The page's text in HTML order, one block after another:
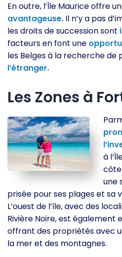
En outre, l’Île Maurice offre
avantageuse. Il n’y a pas
les droits de succession sont
facteurs en font une
les Belges à la recherche de
l’étranger.
Les Zones à
à
côte
une
prisée pour ses plages et sa
L’ouest de l’île, avec des
Rivière Noire, est également
offrant des propriétés avec
la mer et des montagnes.